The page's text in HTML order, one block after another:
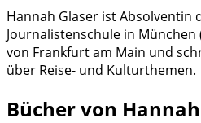
Hannah Glaser ist Absolventin
Journalistenschule in München
von Frankfurt am Main und
über Reise- und Kulturthemen.
Bücher von